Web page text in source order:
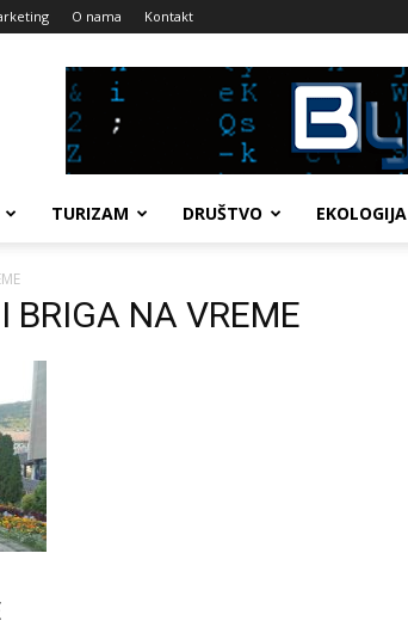
O nama Kontakt
TURIZAM DRUŠTVO EKOLOGIJA
NA VREME